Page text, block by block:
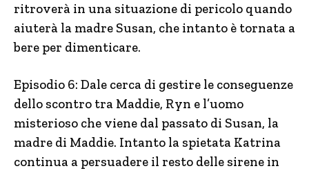
ritroverà in una situazione di pericolo quando
aiuterà la madre Susan, che intanto è tornata a
bere per dimenticare.
Episodio 6: Dale cerca di gestire le conseguenze
dello scontro tra Maddie, Ryn e l’uomo
misterioso che viene dal passato di Susan, la
madre di Maddie. Intanto la spietata Katrina
continua a persuadere il resto delle sirene in